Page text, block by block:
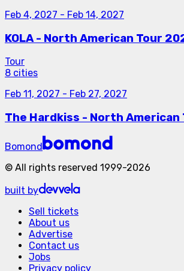
Feb 4, 2027 - Feb 14, 2027
KOLA - North American Tour
Tour
8 cities
Feb 11, 2027 - Feb 27, 2027
The Hardkiss - North American
Bomond
© All rights reserved 1999-2026
built by
Sell tickets
About us
Advertise
Contact us
Jobs
Privacy policy